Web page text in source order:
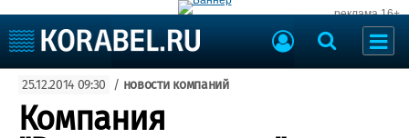
реклама 16+
Судоходство
Судоремонт
События
25.12.2014 09:30 / новости компаний
Компания